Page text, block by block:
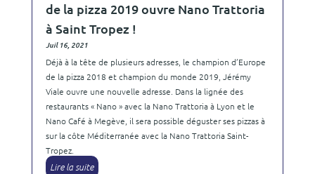
de la pizza 2019 ouvre Nano Trattoria
à Saint Tropez !
Juil 16, 2021
Déjà à la tête de plusieurs adresses, le champion d’Europe
de la pizza 2018 et champion du monde 2019, Jérémy
Viale ouvre une nouvelle adresse. Dans la lignée des
restaurants « Nano » avec la Nano Trattoria à Lyon et le
Nano Café à Megève, il sera possible déguster ses pizzas à
sur la côte Méditerranée avec la Nano Trattoria Saint-
Tropez.
Lire la suite